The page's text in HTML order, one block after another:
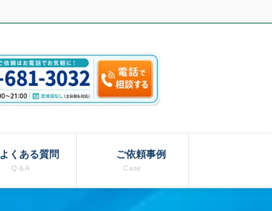
よくある質問
Q＆A
ご依頼事例
Case